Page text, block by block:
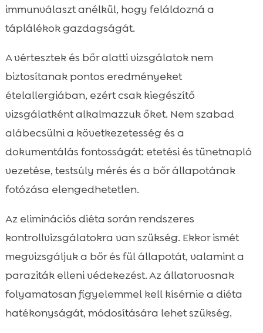
immunválaszt anélkül, hogy feláldozná a
táplálékok gazdagságát.
A vértesztek és bőr alatti vizsgálatok nem
biztosítanak pontos eredményeket
ételallergiában, ezért csak kiegészítő
vizsgálatként alkalmazzuk őket. Nem szabad
alábecsülni a következetesség és a
dokumentálás fontosságát: etetési és tünetnapló
vezetése, testsúly mérés és a bőr állapotának
fotózása elengedhetetlen.
Az eliminációs diéta során rendszeres
kontrollvizsgálatokra van szükség. Ekkor ismét
megvizsgáljuk a bőr és fül állapotát, valamint a
paraziták elleni védekezést. Az állatorvosnak
folyamatosan figyelemmel kell kísérnie a diéta
hatékonyságát, módosítására lehet szükség.